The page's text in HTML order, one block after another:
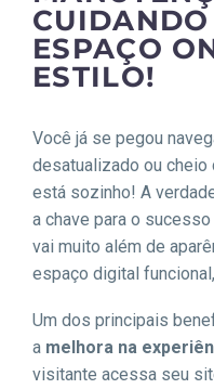
CUIDANDO
ESPAÇO
ESTILO!
Você já se pegou
desatualizado ou cheio
está sozinho! A
a chave para o
vai muito além de
espaço digital
Um dos principais
a melhora na
visitante acessa seu